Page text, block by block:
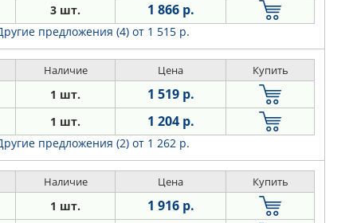
3 шт. 1 866 р.
предложения (4) от 1 515 р.
Наличие Цена Купить
1 шт. 1 519 р.
1 шт. 1 204 р.
предложения (2) от 1 262 р.
Наличие Цена Купить
1 шт. 1 916 р.